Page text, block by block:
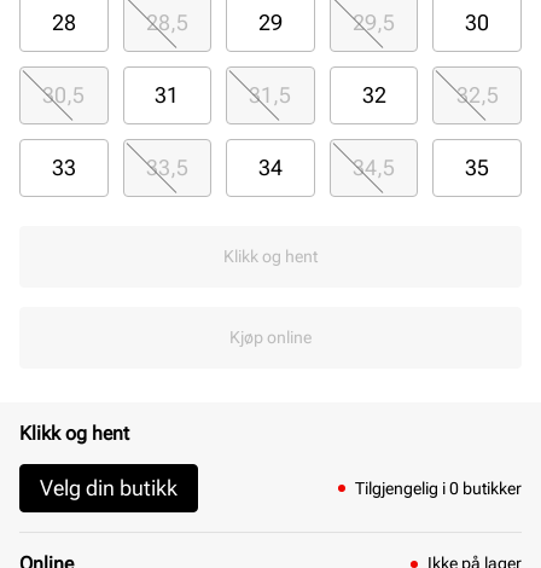
28 28,5 29 29,5 30
30,5 31 31,5 32 32,5
33 33,5 34 34,5 35
Klikk og hent
Kjøp online
Klikk og hent
Velg din butikk Tilgjengelig i 0 butikker
Ikke på lager